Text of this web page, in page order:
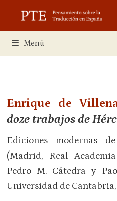
contenido
Menú
Enrique de
doze trabajos de
Ediciones modernas
(Madrid, Real
Pedro M. Cátedra y
Universidad de